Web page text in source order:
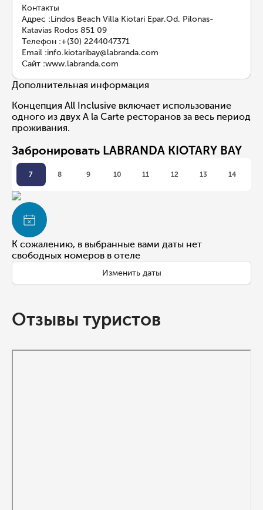
Контакты
Адрес :Lindos Beach Villa Kiotari Epar.Od. Pilonas-
Katavias Rodos 851 09
Телефон :+(30) 2244047371
Email :info.kiotaribay@labranda.com
Сайт :www.labranda.com
Дополнительная информация
Концепция All Inclusive включает использование
одного из двух A la Carte ресторанов за весь период
проживания.
Забронировать LABRANDA KIOTARY BAY
7 8 9 10 11 12 13 14
К сожалению, в выбранные вами даты нет
свободных номеров в отеле
Изменить даты
Отзывы туристов